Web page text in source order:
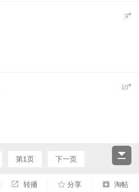
9#
10#
第1页 下一页
转播 分享 淘帖